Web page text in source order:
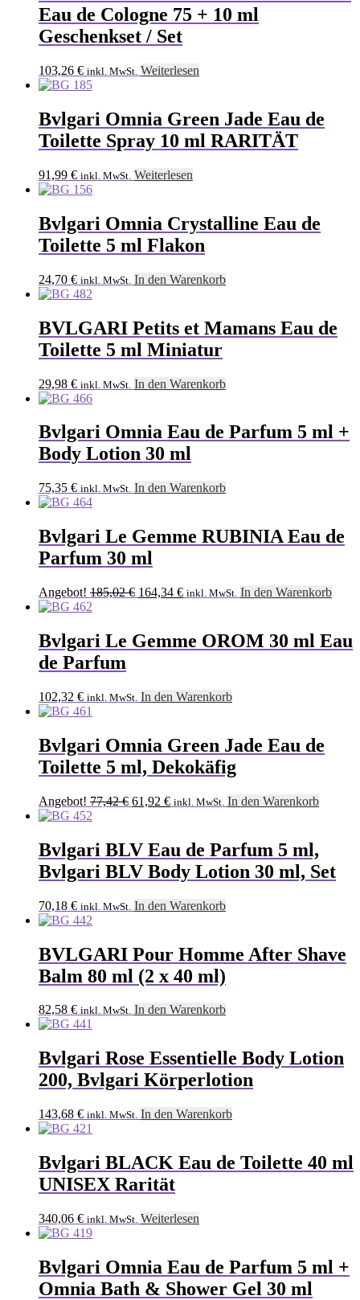
Eau de Cologne 75 + 10 ml
Geschenkset / Set
103,26 € inkl. MwSt. Weiterlesen
Bvlgari Omnia Green Jade Eau de
Toilette Spray 10 ml RARITÄT
91,99 € inkl. MwSt. Weiterlesen
Bvlgari Omnia Crystalline Eau de
Toilette 5 ml Flakon
24,70 € inkl. MwSt. In den Warenkorb
BVLGARI Petits et Mamans Eau de
Toilette 5 ml Miniatur
29,98 € inkl. MwSt. In den Warenkorb
Bvlgari Omnia Eau de Parfum 5 ml +
Body Lotion 30 ml
75,35 € inkl. MwSt. In den Warenkorb
Bvlgari Le Gemme RUBINIA Eau de
Parfum 30 ml
Angebot! 185,02€ Ursprünglicher
185,02 €
164,34 €Aktueller
164,34 €.
inkl. MwSt. In den Warenkorb
Bvlgari Le Gemme OROM 30 ml Eau
de Parfum
102,32 € inkl. MwSt. In den Warenkorb
Bvlgari Omnia Green Jade Eau de
Toilette 5 ml, Dekokäfig
Angebot! 77,42€ Ursprünglicher
77,42 €
61,92 €Aktueller
61,92 €.
inkl. MwSt. In den Warenkorb
Bvlgari BLV Eau de Parfum 5 ml,
Bvlgari BLV Body Lotion 30 ml, Set
70,18 € inkl. MwSt. In den Warenkorb
BVLGARI Pour Homme After Shave
Balm 80 ml (2 x 40 ml)
82,58 € inkl. MwSt. In den Warenkorb
Bvlgari Rose Essentielle Body Lotion
200, Bvlgari Körperlotion
143,68 € inkl. MwSt. In den Warenkorb
Bvlgari BLACK Eau de Toilette 40 ml
UNISEX Rarität
340,06 € inkl. MwSt. Weiterlesen
Bvlgari Omnia Eau de Parfum 5 ml +
Omnia Bath & Shower Gel 30 ml